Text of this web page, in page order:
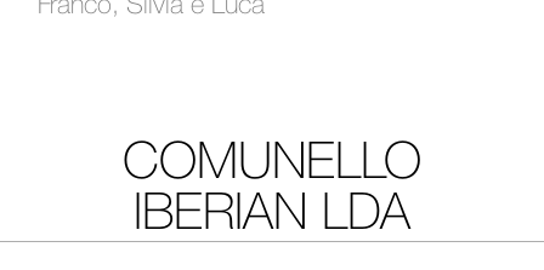
COMUNELLO
IBERIAN LDA